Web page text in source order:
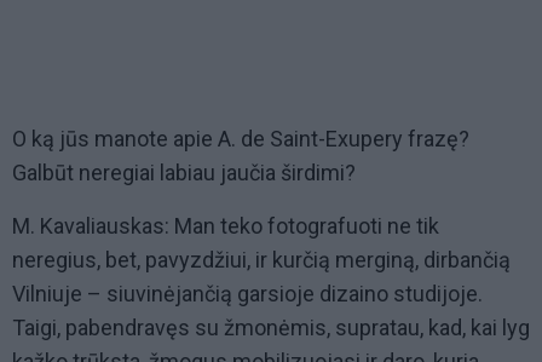
O ką jūs manote apie A. de Saint-Exupery frazę?
Galbūt neregiai labiau jaučia širdimi?
M. Kavaliauskas: Man teko fotografuoti ne tik
neregius, bet, pavyzdžiui, ir kurčią merginą, dirbančią
Vilniuje – siuvinėjančią garsioje dizaino studijoje.
Taigi, pabendravęs su žmonėmis, supratau, kad, kai lyg